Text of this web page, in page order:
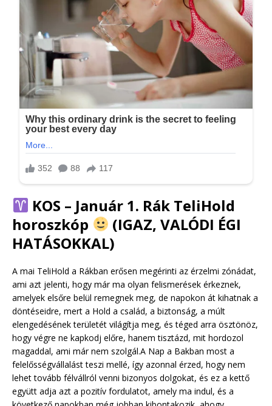
KOS – Január 1. Rák TeliHold
horoszkóp
(IGAZ, VALÓDI ÉGI
HATÁSOKKAL)
A mai TeliHold a Rákban erősen megérinti az érzelmi zónádat,
ami azt jelenti, hogy már ma olyan felismerések érkeznek,
amelyek elsőre belül remegnek meg, de napokon át kihatnak a
döntéseidre, mert a Hold a család, a biztonság, a múlt
elengedésének területét világítja meg, és téged arra ösztönöz,
hogy végre ne kapkodj előre, hanem tisztázd, mit hordozol
magaddal, ami már nem szolgál.A Nap a Bakban most a
felelősségvállalást teszi mellé, így azonnal érzed, hogy nem
lehet tovább félvállról venni bizonyos dolgokat, és ez a kettő
együtt adja azt a pozitív fordulatot, amely ma indul, és a